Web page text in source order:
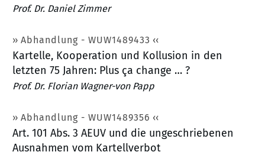
Prof. Dr. Daniel Zimmer
Abhandlung - WUW1489433
Kartelle, Kooperation und Kollusion in den
letzten 75 Jahren: Plus ça change … ?
Prof. Dr. Florian Wagner-von Papp
Abhandlung - WUW1489356
Art. 101 Abs. 3 AEUV und die ungeschriebenen
Ausnahmen vom Kartellverbot